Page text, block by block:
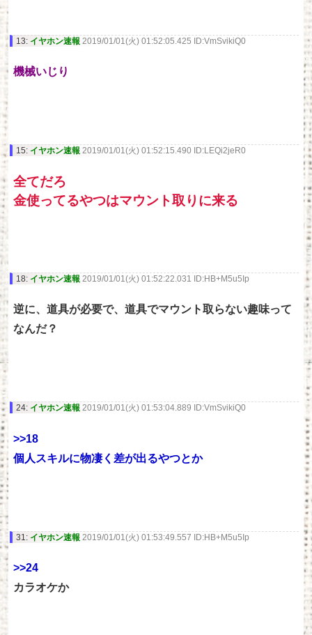
13: イヤホン速報 2019/01/01(火) 01:52:05.425 ID:VmSvikiQ0
機械いじり
15: イヤホン速報 2019/01/01(火) 01:52:15.490 ID:LEQi2jeR0
全てだろ
金使ってるやつはマウント取りに来る
18: イヤホン速報 2019/01/01(火) 01:52:22.031 ID:HB+M5u5Ip
逆に、道具が必要で、道具でマウント取らない趣味って
なんだ？
24: イヤホン速報 2019/01/01(火) 01:53:04.889 ID:VmSvikiQ0
>>18
個人スキルに物凄く差が出るやつとか
31: イヤホン速報 2019/01/01(火) 01:53:49.557 ID:HB+M5u5Ip
>>24
カラオケか